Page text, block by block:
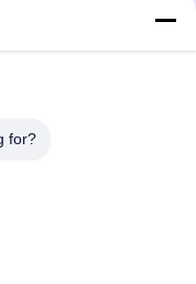
snijwater koelen
for?